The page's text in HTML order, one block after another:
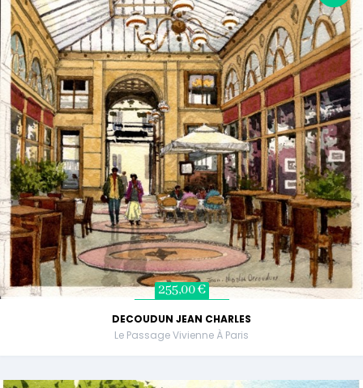
255,00 €
DECOUDUN JEAN CHARLES
Le Passage Vivienne À Paris